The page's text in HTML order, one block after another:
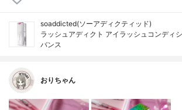
soaddicted(ソーアディクティッド)
ラッシュアディクト アイラッシュコンディ
バンス
おりちゃん